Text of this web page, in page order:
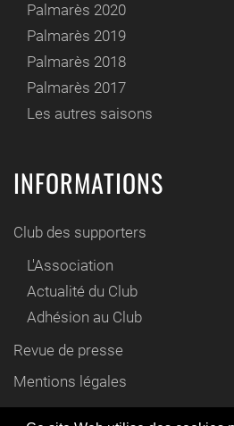
Palmarès 2020
Palmarès 2019
Palmarès 2018
Palmarès 2017
Les autres saisons
INFORMATIONS
Club des supporters
L'Association
Actualité du Club
Adhésion au Club
Revue de presse
Mentions légales
Contact